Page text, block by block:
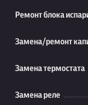
Ремонт блока
Замена/ремонт
Замена термостата
Замена реле